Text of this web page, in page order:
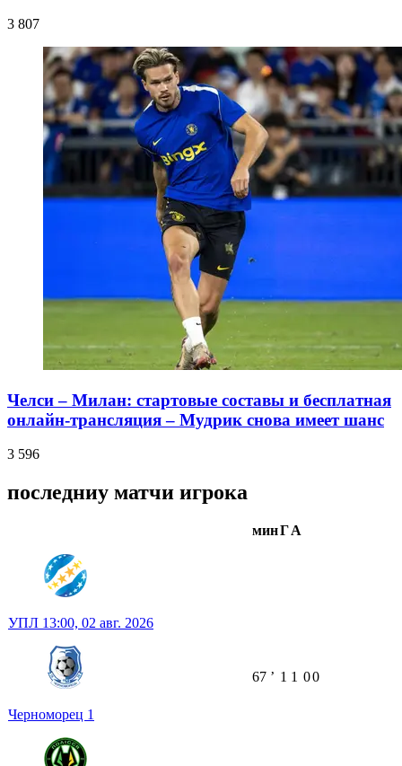
3 807
Челси – Милан: стартовые составы и бесплатная
онлайн-трансляция – Мудрик снова имеет шанс
3 596
последниу матчи игрока
минГА
УПЛ 13:00, 02 авг. 2026
Черноморец 1
67 ʼ 1 1 00